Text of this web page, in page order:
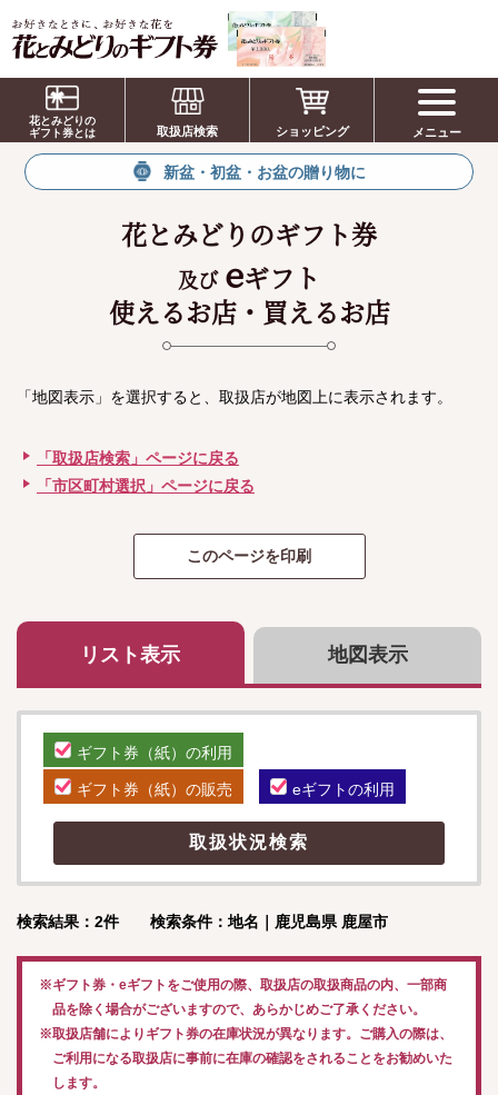
お祝い、お盆、新盆、お彼岸、喪中、お供
え、見舞い、返事、供花、線香贈答におすす
めのギフト
花とみどりの
ギフト券とは
取扱店検索 ショッピング メニュー
新盆・初盆・お盆の贈り物に
花とみどりのギフト券
及び eギフト
使えるお店・買えるお店
「地図表示」を選択すると、取扱店が地図上に表示されます。
「取扱店検索」ページに戻る
「市区町村選択」ページに戻る
リスト表示 地図表示
ギフト券（紙）の利用
ギフト券（紙）の販売 eギフトの利用
検索結果：2件 検索条件：地名｜鹿児島県 鹿屋市
※ギフト券・eギフトをご使用の際、取扱店の取扱商品の内、一部商
品を除く場合がございますので、あらかじめご了承ください。
※取扱店舗によりギフト券の在庫状況が異なります。ご購入の際は、
ご利用になる取扱店に事前に在庫の確認をされることをお勧めいた
します。